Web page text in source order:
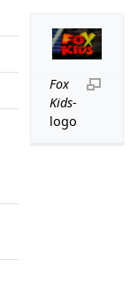
Fox
Kids-
logo